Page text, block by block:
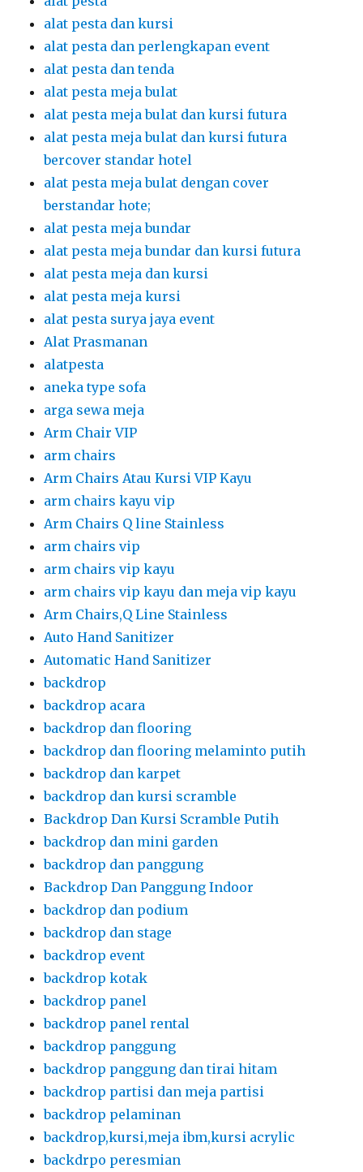
alat pesta dan kursi
alat pesta dan perlengkapan event
alat pesta dan tenda
alat pesta meja bulat
alat pesta meja bulat dan kursi futura
alat pesta meja bulat dan kursi futura
bercover standar hotel
alat pesta meja bulat dengan cover
berstandar hote;
alat pesta meja bundar
alat pesta meja bundar dan kursi futura
alat pesta meja dan kursi
alat pesta meja kursi
alat pesta surya jaya event
Alat Prasmanan
alatpesta
aneka type sofa
arga sewa meja
Arm Chair VIP
arm chairs
Arm Chairs Atau Kursi VIP Kayu
arm chairs kayu vip
Arm Chairs Q line Stainless
arm chairs vip
arm chairs vip kayu
arm chairs vip kayu dan meja vip kayu
Arm Chairs,Q Line Stainless
Auto Hand Sanitizer
Automatic Hand Sanitizer
backdrop
backdrop acara
backdrop dan flooring
backdrop dan flooring melaminto putih
backdrop dan karpet
backdrop dan kursi scramble
Backdrop Dan Kursi Scramble Putih
backdrop dan mini garden
backdrop dan panggung
Backdrop Dan Panggung Indoor
backdrop dan podium
backdrop dan stage
backdrop event
backdrop kotak
backdrop panel
backdrop panel rental
backdrop panggung
backdrop panggung dan tirai hitam
backdrop partisi dan meja partisi
backdrop pelaminan
backdrop,kursi,meja ibm,kursi acrylic
backdrpo peresmian